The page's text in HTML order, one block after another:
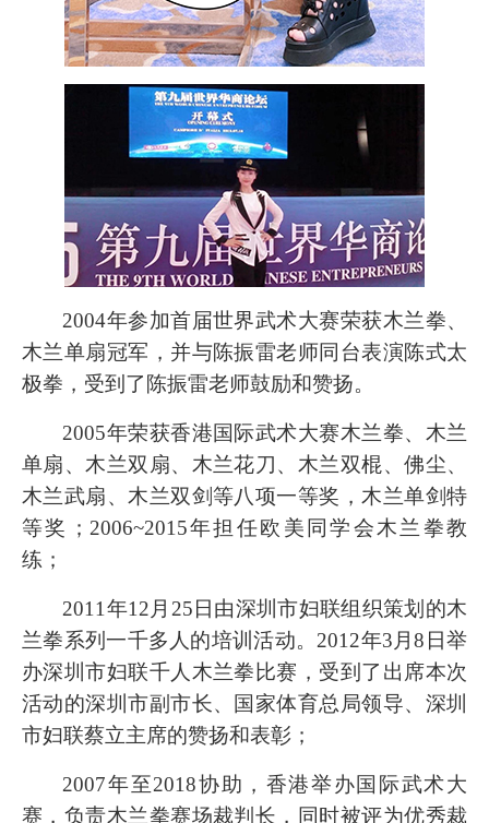
2004年参加首届世界武术大赛荣获木兰拳、
木兰单扇冠军，并与陈振雷老师同台表演陈式太
极拳，受到了陈振雷老师鼓励和赞扬。
2005年荣获香港国际武术大赛木兰拳、木兰
单扇、木兰双扇、木兰花刀、木兰双棍、佛尘、
木兰武扇、木兰双剑等八项一等奖，木兰单剑特
等奖；2006~2015年担任欧美同学会木兰拳教
练；
2011年12月25日由深圳市妇联组织策划的木
兰拳系列一千多人的培训活动。2012年3月8日举
办深圳市妇联千人木兰拳比赛，受到了出席本次
活动的深圳市副市长、国家体育总局领导、深圳
市妇联蔡立主席的赞扬和表彰；
2007年至2018协助，香港举办国际武术大
赛，负责木兰拳赛场裁判长，同时被评为优秀裁